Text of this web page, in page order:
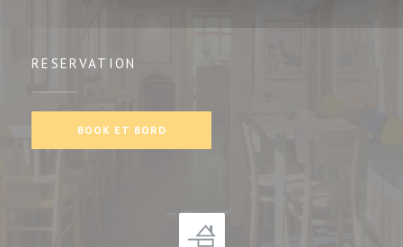
RESERVATION
BOOK ET BORD